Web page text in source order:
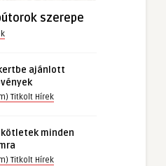
szerepe
ajánlott
Titkolt Hírek
minden
Titkolt Hírek